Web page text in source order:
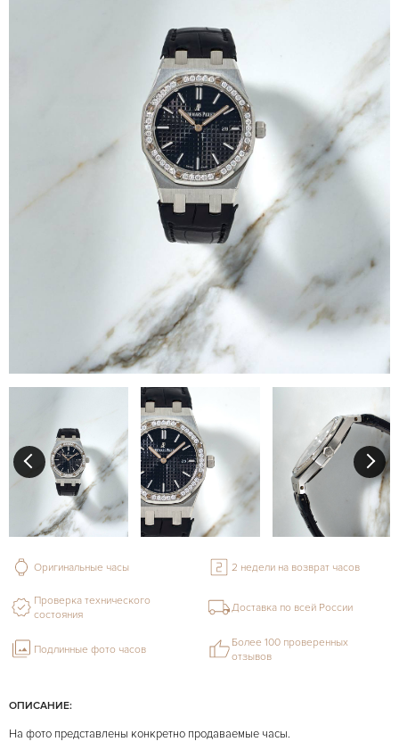
ОПИСАНИЕ:
На фото представлены конкретно продаваемые часы.
Оригинальные часы 2 недели на возврат часов
Проверка технического
состояния
Доставка по всей России
Подлинные фото часов
Более 100 проверенных
отзывов